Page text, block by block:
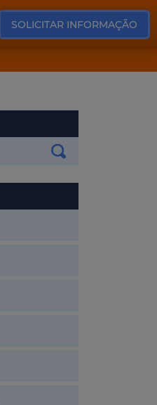
SOLICITAR INFORMAÇÃO